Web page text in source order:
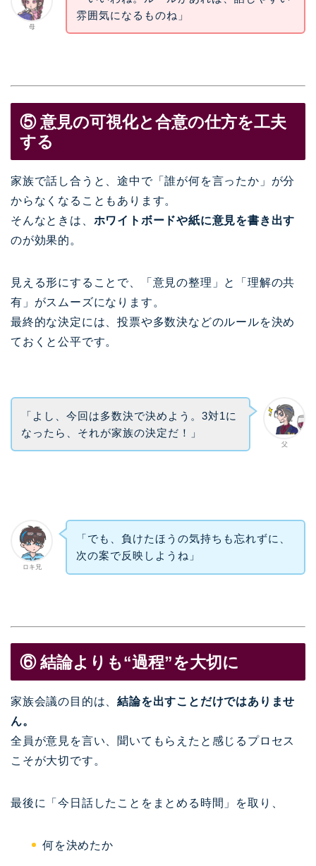
母
雰囲気になるものね」
⑤ 意見の可視化と合意の仕方を工夫
する
家族で話し合うと、途中で「誰が何を言ったか」が分
からなくなることもあります。
そんなときは、 ホワイトボードや紙に意見を書き出す
のが効果的。
見える形にすることで、「意見の整理」と「理解の共
有」がスムーズになります。
最終的な決定には、投票や多数決などのルールを決め
ておくと公平です。
父
「よし、今回は多数決で決めよう。3対1に
なったら、それが家族の決定だ！」
ロキ兄
「でも、負けたほうの気持ちも忘れずに、
次の案で反映しようね」
⑥ 結論よりも“過程”を大切に
家族会議の目的は、結論を出すことだけではありませ
ん。
全員が意見を言い、聞いてもらえたと感じるプロセス
こそが大切です。
最後に「今日話したことをまとめる時間」を取り、
何を決めたか